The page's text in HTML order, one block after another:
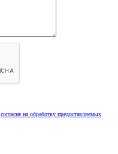
согласие на обработку предоставляемых